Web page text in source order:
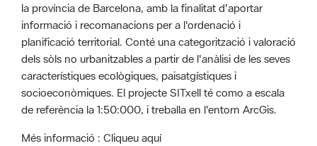
la província de Barcelona, amb la finalitat d'aportar
informació i recomanacions per a l'ordenació i
planificació territorial. Conté una categorització i valoració
dels sòls no urbanitzables a partir de l'anàlisi de les seves
característiques ecològiques, paisatgístiques i
socioeconòmiques. El projecte SITxell té como a escala
de referència la 1:50:000, i treballa en l'entorn ArcGis.
Més informació : Cliqueu aquí